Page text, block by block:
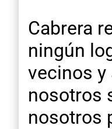
Cabrera
ningún
vecinos y
nosotros
nosotros